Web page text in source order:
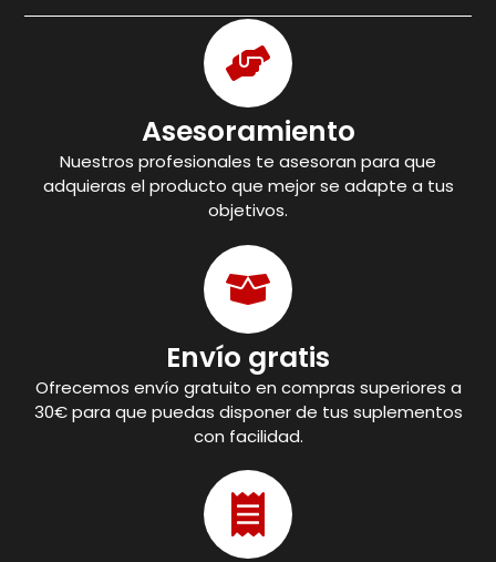
Asesoramiento
Nuestros profesionales te asesoran para que
adquieras el producto que mejor se adapte a tus
objetivos.
Envío gratis
Ofrecemos envío gratuito en compras superiores a
30€ para que puedas disponer de tus suplementos
con facilidad.